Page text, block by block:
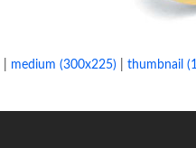
medium (300x225) |thumbnail